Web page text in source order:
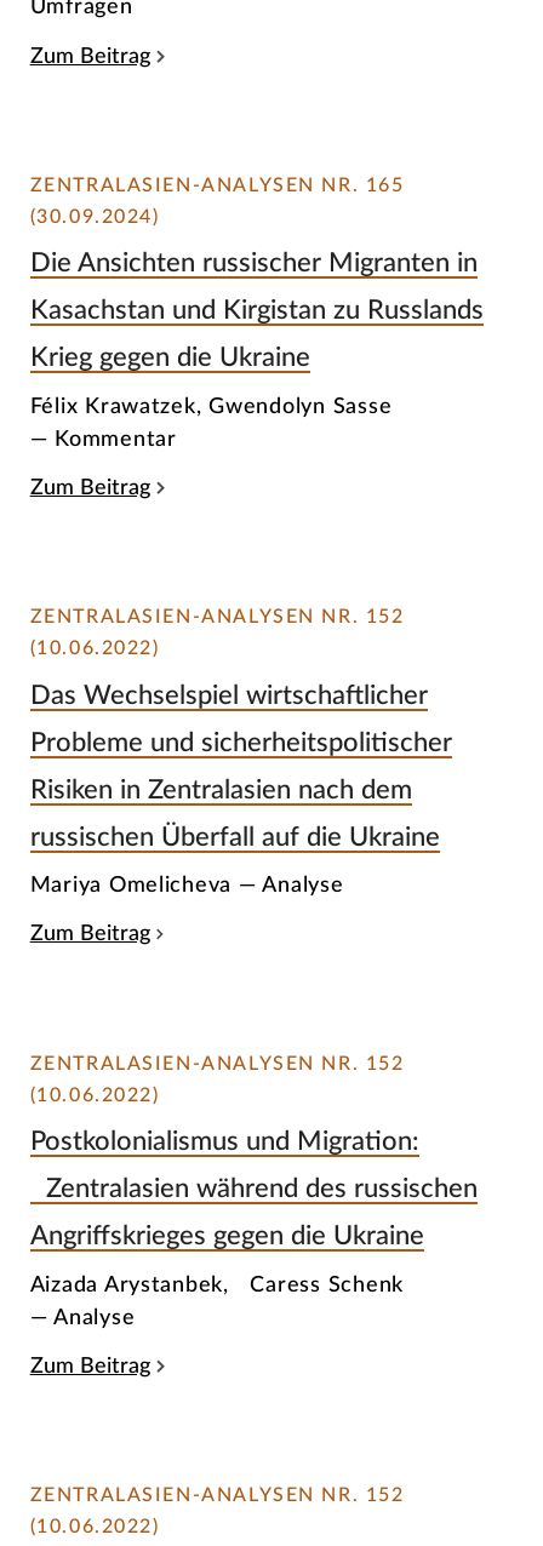
Umfragen
Zum Beitrag
ZENTRALASIEN-ANALYSEN NR. 165
(30.09.2024)
Die Ansichten russischer Migranten in
Kasachstan und Kirgistan zu Russlands
Krieg gegen die Ukraine
Félix Krawatzek, Gwendolyn Sasse
— Kommentar
Zum Beitrag
ZENTRALASIEN-ANALYSEN NR. 152
(10.06.2022)
Das Wechselspiel wirtschaftlicher
Probleme und sicherheitspolitischer
Risiken in Zentralasien nach dem
russischen Überfall auf die Ukraine
Mariya Omelicheva — Analyse
Zum Beitrag
ZENTRALASIEN-ANALYSEN NR. 152
(10.06.2022)
Postkolonialismus und Migration:
Zentralasien während des russischen
Angriffskrieges gegen die Ukraine
Aizada Arystanbek, Caress Schenk
— Analyse
Zum Beitrag
ZENTRALASIEN-ANALYSEN NR. 152
(10.06.2022)